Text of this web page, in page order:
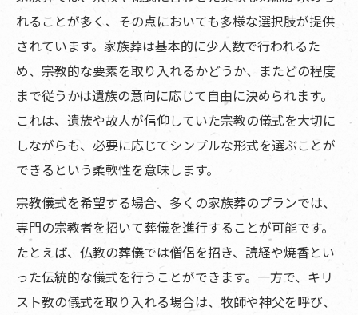
れることが多く、その点においても多様な選択肢が提供
されています。家族葬は基本的に少人数で行われるた
め、宗教的な要素を取り入れるかどうか、またどの程度
まで従うかは遺族の意向に応じて自由に決められます。
これは、遺族や故人が信仰していた宗教の儀式を大切に
しながらも、必要に応じてシンプルな形式を選ぶことが
できるという柔軟性を意味します。
宗教儀式を希望する場合、多くの家族葬のプランでは、
専門の宗教者を招いて葬儀を進行することが可能です。
たとえば、仏教の葬儀では僧侶を招き、読経や焼香とい
った伝統的な儀式を行うことができます。一方で、キリ
スト教の儀式を取り入れる場合は、牧師や神父を呼び、